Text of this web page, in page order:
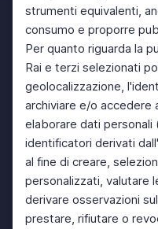
strumenti equivalenti,
consumo e proporre
Per quanto riguarda la
Rai e terzi selezionati
geolocalizzazione,
archiviare e/o accedere
elaborare dati personali
identificatori derivati
al fine di creare,
personalizzati, valutare
derivare osservazioni
prestare, rifiutare o